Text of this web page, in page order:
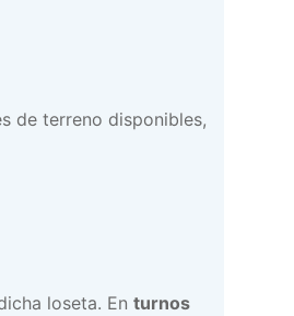
de terreno disponibles,
loseta. En turnos